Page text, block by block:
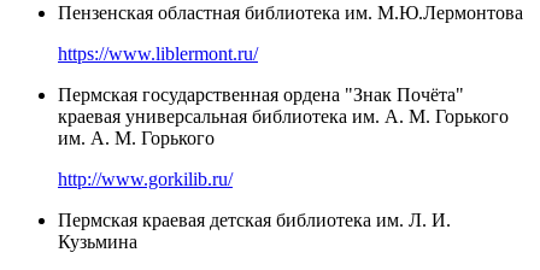
Пензенская областная библиотека им. М.Ю.Лермонтова
https://www.liblermont.ru/
Пермская государственная ордена "Знак Почёта"
краевая универсальная библиотека им. А. М. Горького
им. А. М. Горького
http://www.gorkilib.ru/
Пермская краевая детская библиотека им. Л. И.
Кузьмина